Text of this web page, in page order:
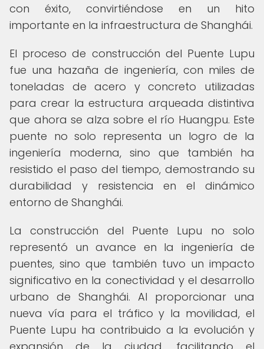
con éxito, convirtiéndose en un hito
importante en la infraestructura de Shanghái.
El proceso de construcción del Puente Lupu
fue una hazaña de ingeniería, con miles de
toneladas de acero y concreto utilizadas
para crear la estructura arqueada distintiva
que ahora se alza sobre el río Huangpu. Este
puente no solo representa un logro de la
ingeniería moderna, sino que también ha
resistido el paso del tiempo, demostrando su
durabilidad y resistencia en el dinámico
entorno de Shanghái.
La construcción del Puente Lupu no solo
representó un avance en la ingeniería de
puentes, sino que también tuvo un impacto
significativo en la conectividad y el desarrollo
urbano de Shanghái. Al proporcionar una
nueva vía para el tráfico y la movilidad, el
Puente Lupu ha contribuido a la evolución y